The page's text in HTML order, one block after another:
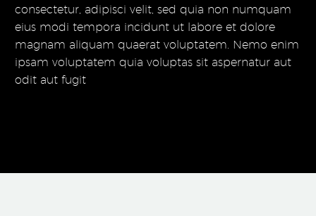
consectetur, adipisci velit, sed quia non numquam
eius modi tempora incidunt ut labore et dolore
magnam aliquam quaerat voluptatem. Nemo enim
ipsam voluptatem quia voluptas sit aspernatur aut
odit aut fugit